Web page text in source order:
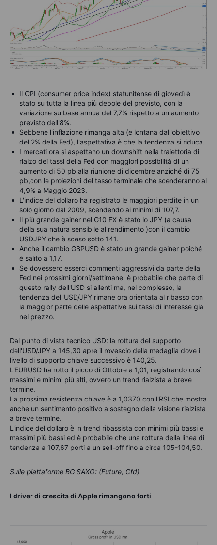
Il CPI (consumer price index) statunitense di giovedì è
stato su tutta la linea più debole del previsto, con la
variazione su base annua del 7,7% rispetto a un aumento
previsto dell'8%.
Sebbene l'inflazione rimanga alta (e lontana dall'obiettivo
del 2% della Fed), l'aspettativa è che la tendenza si riduca.
I mercati ora si aspettano un downshift nella traiettoria di
rialzo dei tassi della Fed con maggiori possibilità di un
aumento di 50 pb alla riunione di dicembre anziché di 75
pb,con le proiezioni del tasso terminale che scenderanno al
4,9% a Maggio 2023.
L'indice del dollaro ha registrato le maggiori perdite in un
solo giorno dal 2009, scendendo ai minimi di 107,7.
Il più grande gainer nel G10 FX è stato lo JPY (a causa
della sua natura sensibile al rendimento )con il cambio
USDJPY che è sceso sotto 141.
Anche il cambio GBPUSD è stato un grande gainer poiché
è salito a 1,17.
Se dovessero esserci commenti aggressivi da parte della
Fed nei prossimi giorni/settimane, è probabile che parte di
questo rally dell'USD si allenti ma, nel complesso, la
tendenza dell'USD/JPY rimane ora orientata al ribasso con
la maggior parte delle aspettative sui tassi di interesse già
nel prezzo.
Dal punto di vista tecnico USD: la rottura del supporto
dell'USD/JPY a 145,30 apre il rovescio della medaglia dove il
livello di supporto chiave successivo è 140,25.
L'EURUSD ha rotto il picco di Ottobre a 1,01, registrando così
massimi e minimi più alti, ovvero un trend rialzista a breve
termine.
La prossima resistenza chiave è a 1,0370 con l'RSI che mostra
anche un sentimento positivo a sostegno della visione rialzista
a breve termine.
L'indice del dollaro è in trend ribassista con minimi più bassi e
massimi più bassi ed è probabile che una rottura della linea di
tendenza a 107,67 porti a un sell-off fino a circa 105-104,50.
Sulle piattaforme BG SAXO: (Future, Cfd)
I driver di crescita di Apple rimangono forti